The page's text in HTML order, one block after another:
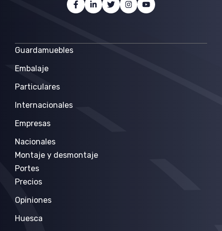
Guardamuebles
Embalaje
Particulares
Internacionales
Empresas
Nacionales
Montaje y desmontaje
Portes
Precios
Opiniones
Huesca